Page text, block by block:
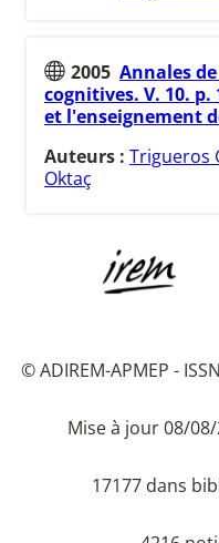
2005 Annales
cognitives. V. 10. p.
et l'enseignement
Auteurs : Trigueros
Oktaç
© ADIREM-APMEP -
Mise à jour 08/
17177 dans